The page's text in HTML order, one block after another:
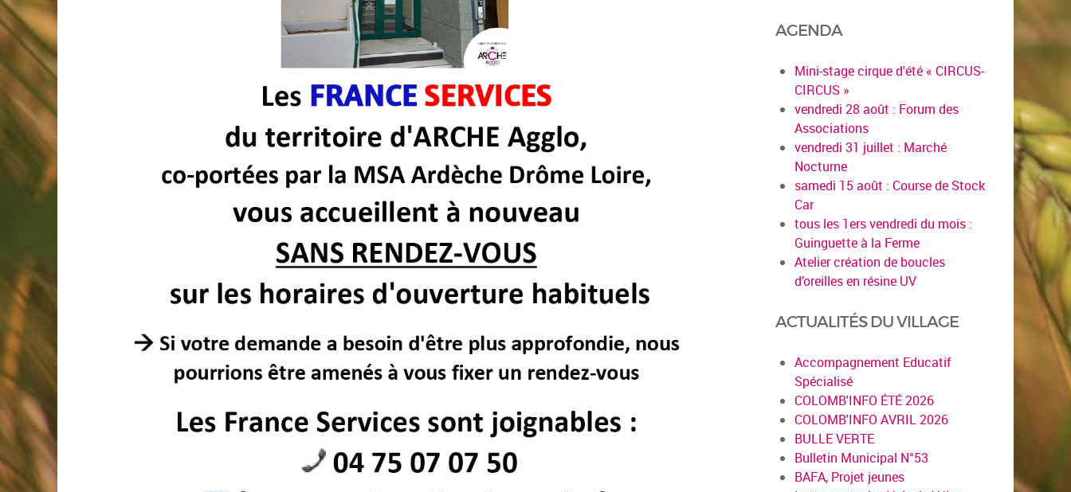
AGENDA
Mini-stage cirque d'été « CIRCUS-
CIRCUS »
vendredi 28 août : Forum des
Associations
vendredi 31 juillet : Marché
Nocturne
samedi 15 août : Course de Stock
Car
tous les 1ers vendredi du mois :
Guinguette à la Ferme
Atelier création de boucles
d’oreilles en résine UV
ACTUALITÉS DU VILLAGE
Accompagnement Educatif
Spécialisé
COLOMB'INFO ÉTÉ 2026
COLOMB'INFO AVRIL 2026
BULLE VERTE
Bulletin Municipal N°53
BAFA, Projet jeunes